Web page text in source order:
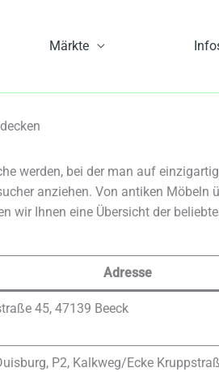
Märkte
werden, bei der man auf
anziehen. Von antiken
wir Ihnen eine Übersicht der
Adresse
45, 47139 Beeck
P2, Kalkweg/Ecke